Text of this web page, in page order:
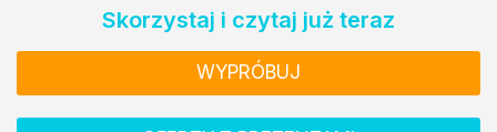
Skorzystaj i czytaj już teraz
WYPRÓBUJ